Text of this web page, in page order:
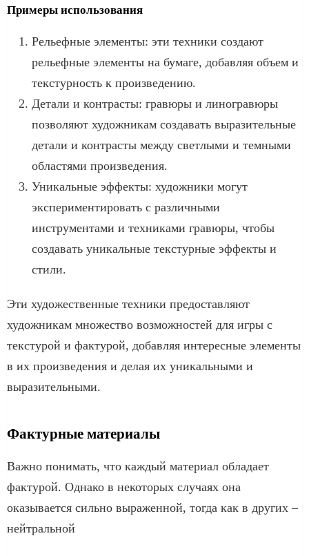
Примеры использования
Рельефные элементы: эти техники создают
рельефные элементы на бумаге, добавляя объем и
текстурность к произведению.
Детали и контрасты: гравюры и линогравюры
позволяют художникам создавать выразительные
детали и контрасты между светлыми и темными
областями произведения.
Уникальные эффекты: художники могут
экспериментировать с различными
инструментами и техниками гравюры, чтобы
создавать уникальные текстурные эффекты и
стили.
Эти художественные техники предоставляют
художникам множество возможностей для игры с
текстурой и фактурой, добавляя интересные элементы
в их произведения и делая их уникальными и
выразительными.
Фактурные материалы
Важно понимать, что каждый материал обладает
фактурой. Однако в некоторых случаях она
оказывается сильно выраженной, тогда как в других –
нейтральной